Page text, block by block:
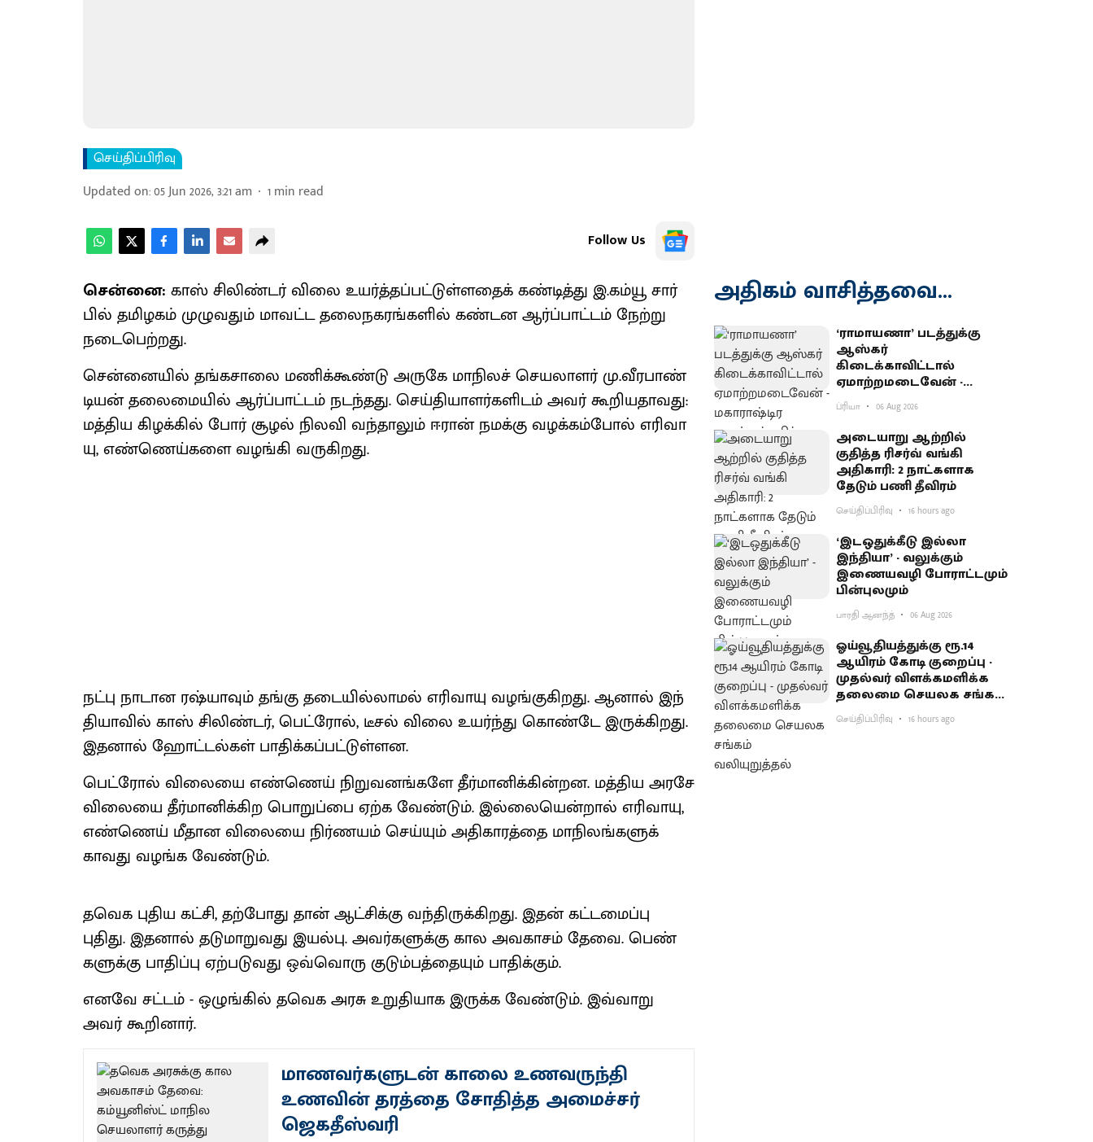
செய்திப்பிரிவு
Updated on:05 Jun 2026, 3:21 am 1min read
Follow Us
சென்னை: காஸ் சிலிண்​டர் விலை உயர்த்​தப்​பட்​டுள்​ளதைக் கண்டித்து இ.கம்​யூ சார்​
பில் தமிழகம் முழு​வதும் மாவட்ட தலைநகரங்​களில் கண்டன ஆர்ப்​பாட்​டம் நேற்று
நடை​பெற்​றது.
சென்​னை​யில் தங்​க​சாலை மணிக்​கூண்டு அருகே மாநிலச் செய​லா​ளர் மு.வீர​பாண்​
டியன் தலை​மை​யில் ஆர்ப்​பாட்​டம் நடந்​தது. செய்​தி​யாளர்​களிடம் அவர் கூறிய​தாவது:
மத்​திய கிழக்​கில் போர் சூழல் நிலவி வந்​தா​லும் ஈரான் நமக்கு வழக்​கம்​போல் எரி​வா​
யு, எண்​ணெய்​களை வழங்கி வரு​கிறது.
நட்பு நாடான ரஷ்​யா​வும் தங்கு தடை​யில்​லாமல் எரி​வாயு வழங்​கு​கிறது. ஆனால் இந்​
தி​யா​வில் காஸ் சிலிண்​டர், பெட்​ரோல், டீசல் விலை உயர்ந்து கொண்டே இருக்​கிறது.
இதனால் ஹோட்​டல்​கள் பாதிக்​கப்​பட்​டுள்​ளன.
பெட்​ரோல் விலையை எண்​ணெய் நிறு​வனங்​களே தீர்​மானிக்​கின்​றன. மத்​திய அரசே
விலையை தீர்​மானிக்​கிற பொறுப்பை ஏற்க வேண்​டும். இல்​லை​யென்​றால் எரி​வா​யு,
எண்​ணெய் மீதான விலையை நிர்​ண​யம் செய்​யும் அதிகாரத்தை மாநிலங்​களுக்​
காவது வழங்க வேண்​டும்.
தவெக புதிய கட்​சி, தற்​போது தான் ஆட்​சிக்கு வந்​திருக்​கிறது. இதன் கட்​டமைப்பு
புதிது. இதனால் தடு​மாறு​வது இயல்​பு. அவர்​களுக்கு கால அவகாசம் தேவை. பெண்​
களுக்கு பாதிப்பு ஏற்​படு​வது ஒவ்வொரு குடும்​பத்​தை​யும் பாதிக்​கும்.
எனவே சட்​டம் - ஒழுங்கில் தவெக அரசு உறு​தி​யாக இருக்க வேண்​டும். இவ்​வாறு
அவர் கூறி​னார்.
மாணவர்களுடன் காலை உணவருந்தி
உணவின் தரத்தை சோதித்த அமைச்சர்
ஜெகதீஸ்வரி
அதிகம் வாசித்தவை...
‘ராமாயணா’ படத்துக்கு
ஆஸ்கர்
கிடைக்காவிட்டால்
ஏமாற்றமடைவேன் -
மகாராஷ்டிர முதல்வர்
பகிர்வு
ப்ரியா 06 Aug 2026
அடையாறு ஆற்றில்
குதித்த ரிசர்வ் வங்கி
அதிகாரி: 2 நாட்களாக
தேடும் பணி தீவிரம்
செய்திப்பிரிவு 16 hours ago
‘இடஒதுக்கீடு இல்லா
இந்தியா’ - வலுக்கும்
இணையவழி போராட்டமும்
பின்புலமும்
பாரதி ஆனந்த் 06 Aug 2026
ஓய்வூதியத்துக்கு ரூ.14
ஆயிரம் கோடி குறைப்பு -
முதல்வர் விளக்கமளிக்க
தலைமை செயலக சங்கம்
வலியுறுத்தல்
செய்திப்பிரிவு 16 hours ago